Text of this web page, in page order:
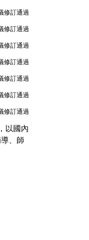
修訂通過
修訂通過
修訂通過
修訂通過
修訂通過
修訂通過
修訂通過
以國內
、師